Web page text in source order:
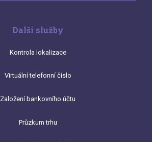
Další služby
Kontrola lokalizace
Virtuální telefonní číslo
Založení bankovního účtu
Průzkum trhu